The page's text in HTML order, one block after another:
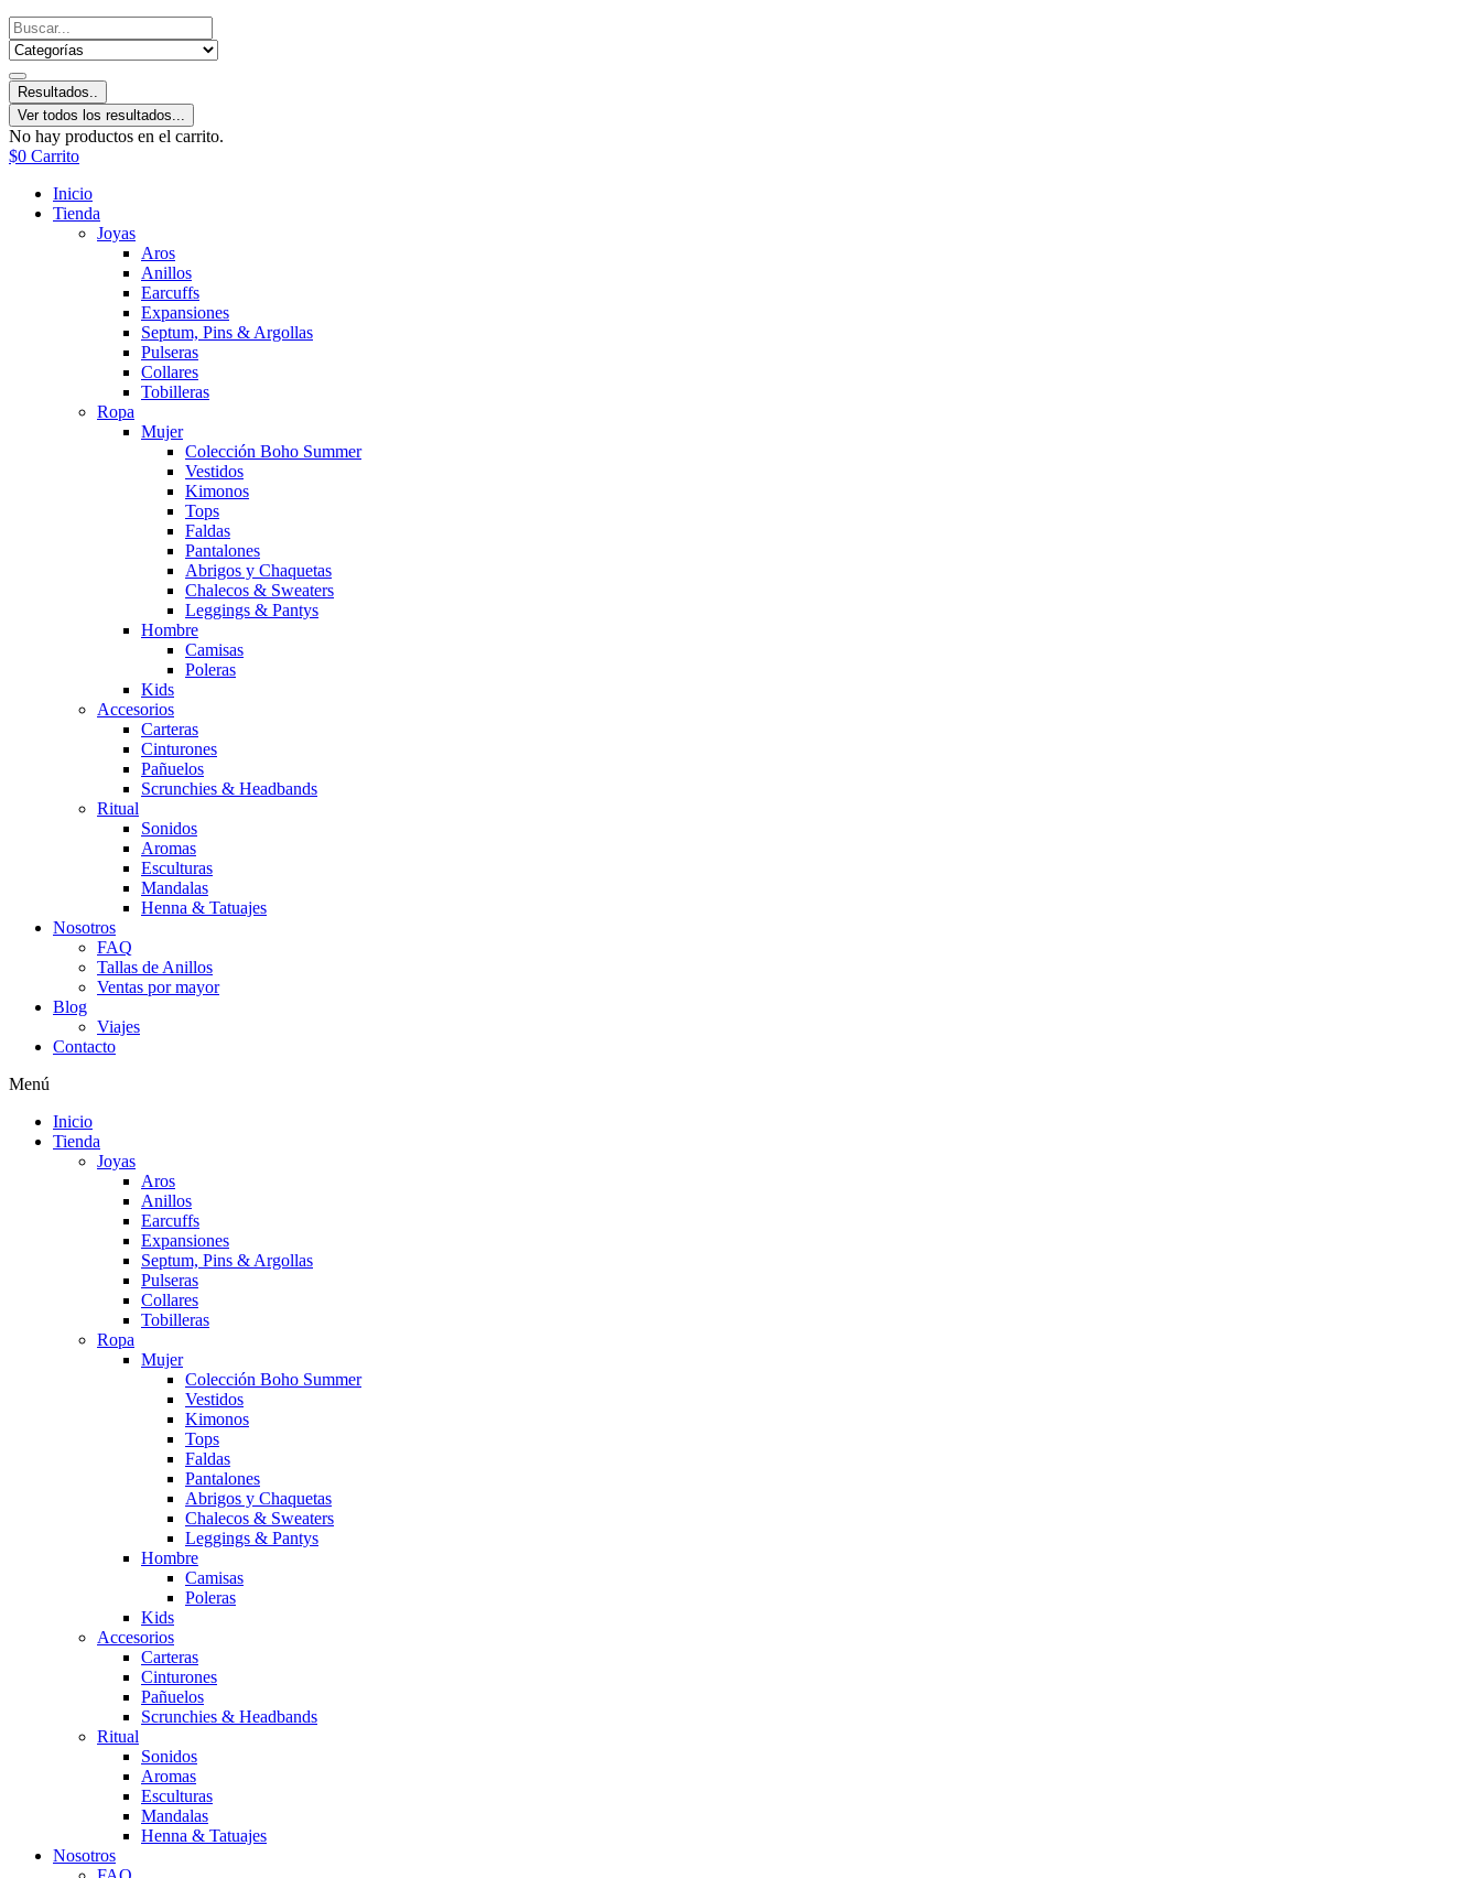
Resultados..
Ver todos los resultados...
No hay productos en el carrito.
$0 Carrito
Inicio
Tienda
Joyas
Aros
Anillos
Earcuffs
Expansiones
Septum, Pins & Argollas
Pulseras
Collares
Tobilleras
Ropa
Mujer
Colección Boho Summer
Vestidos
Kimonos
Tops
Faldas
Pantalones
Abrigos y Chaquetas
Chalecos & Sweaters
Leggings & Pantys
Hombre
Camisas
Poleras
Kids
Accesorios
Carteras
Cinturones
Pañuelos
Scrunchies & Headbands
Ritual
Sonidos
Aromas
Esculturas
Mandalas
Henna & Tatuajes
Nosotros
FAQ
Tallas de Anillos
Ventas por mayor
Blog
Viajes
Contacto
Menú
Inicio
Tienda
Joyas
Aros
Anillos
Earcuffs
Expansiones
Septum, Pins & Argollas
Pulseras
Collares
Tobilleras
Ropa
Mujer
Colección Boho Summer
Vestidos
Kimonos
Tops
Faldas
Pantalones
Abrigos y Chaquetas
Chalecos & Sweaters
Leggings & Pantys
Hombre
Camisas
Poleras
Kids
Accesorios
Carteras
Cinturones
Pañuelos
Scrunchies & Headbands
Ritual
Sonidos
Aromas
Esculturas
Mandalas
Henna & Tatuajes
Nosotros